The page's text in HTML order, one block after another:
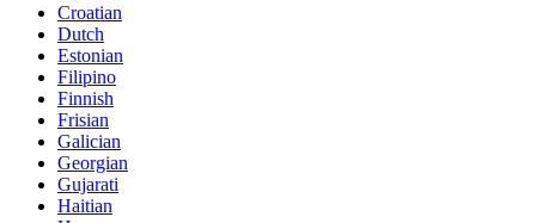
Croatian
Dutch
Estonian
Filipino
Finnish
Frisian
Galician
Georgian
Gujarati
Haitian